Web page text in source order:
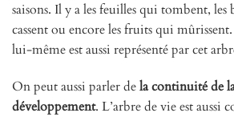
saisons. Il y a les feuilles qui tombent, les
cassent ou encore les fruits qui mûrissent.
lui-même est aussi représenté par cet
On peut aussi parler dela continuité de
développement. L’arbre de vie est aussi